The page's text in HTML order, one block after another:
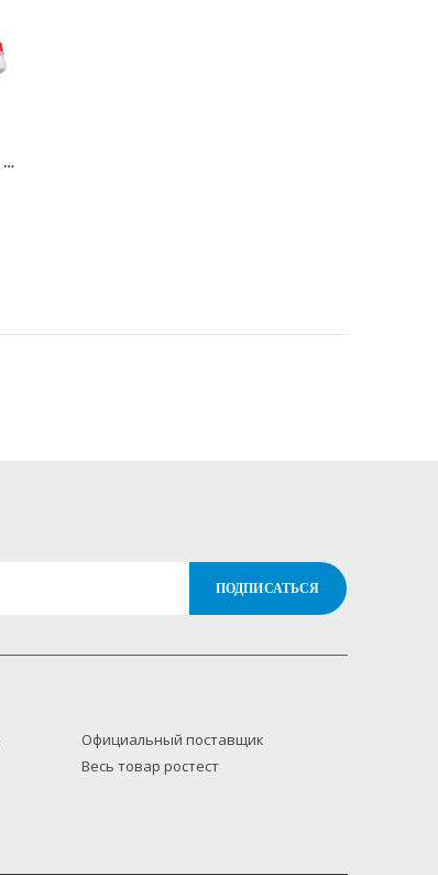
Парогенератор Silter Trio mini 3004, 2л
Официальный поставщик
Весь товар ростест